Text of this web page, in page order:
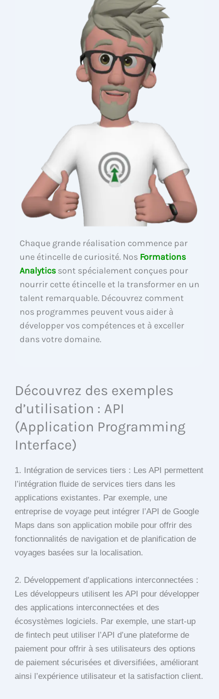
Chaque grande réalisation commence par
une étincelle de curiosité. Nos Formations
Analytics sont spécialement conçues pour
nourrir cette étincelle et la transformer en un
talent remarquable. Découvrez comment
nos programmes peuvent vous aider à
développer vos compétences et à exceller
dans votre domaine.
Découvrez des exemples
d’utilisation : API
(Application Programming
Interface)
1. Intégration de services tiers : Les API permettent
l’intégration fluide de services tiers dans les
applications existantes. Par exemple, une
entreprise de voyage peut intégrer l’API de Google
Maps dans son application mobile pour offrir des
fonctionnalités de navigation et de planification de
voyages basées sur la localisation.
2. Développement d’applications interconnectées :
Les développeurs utilisent les API pour développer
des applications interconnectées et des
écosystèmes logiciels. Par exemple, une start-up
de fintech peut utiliser l’API d’une plateforme de
paiement pour offrir à ses utilisateurs des options
de paiement sécurisées et diversifiées, améliorant
ainsi l’expérience utilisateur et la satisfaction client.